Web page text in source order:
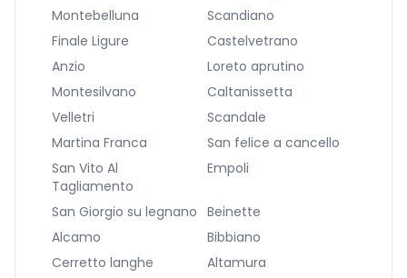
Montebelluna
Scandiano
Finale Ligure
Castelvetrano
Anzio
Loreto aprutino
Montesilvano
Caltanissetta
Velletri
Scandale
Martina Franca
San felice a cancello
San Vito Al
Tagliamento
Empoli
San Giorgio su legnano Beinette
Alcamo
Bibbiano
Cerretto langhe
Altamura